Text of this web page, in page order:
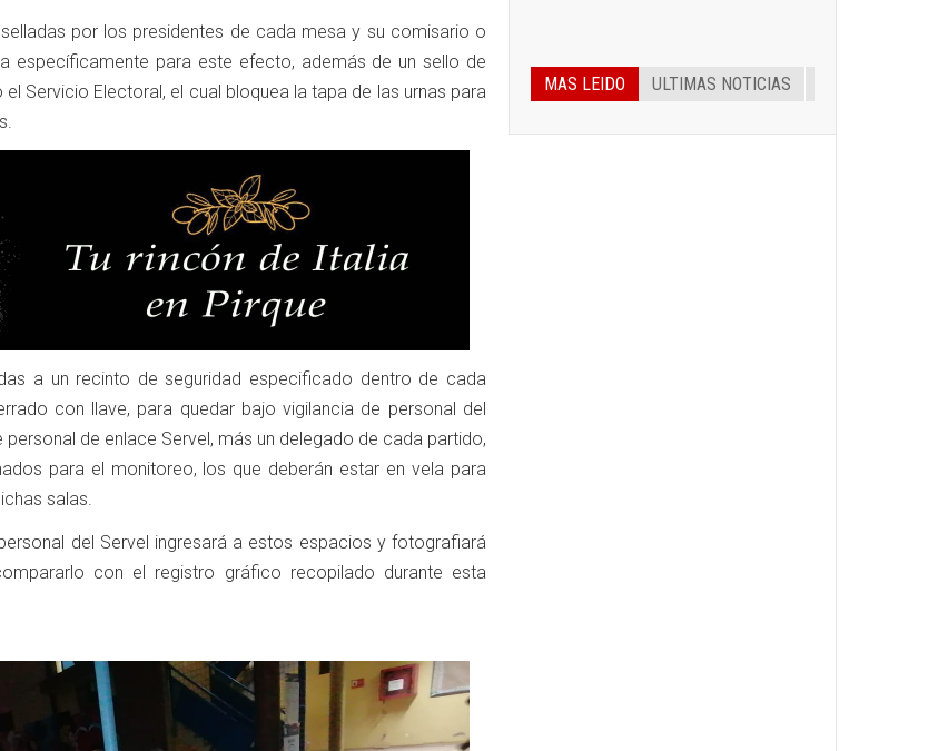
por los presidentes de cada mesa y su comisario o
específicamente para este efecto, además de un sello de
Servicio Electoral, el cual bloquea la tapa de las urnas para
a un recinto de seguridad especificado dentro de cada
con llave, para quedar bajo vigilancia de personal del
personal de enlace Servel, más un delegado de cada partido,
para el monitoreo, los que deberán estar en vela para
salas.
del Servel ingresará a estos espacios y fotografiará
con el registro gráfico recopilado durante esta
MAS LEIDO ULTIMAS NOTICIAS